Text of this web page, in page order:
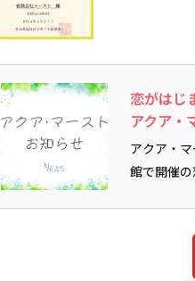
恋がはじ
アクア・
アクア・
館で開催